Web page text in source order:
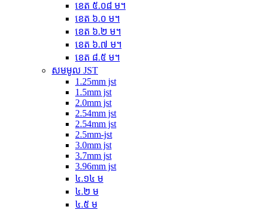
ខេត ៥.០៨ ម។
ខេត ៦.០ ម។
ខេត ៦.២ ម។
ខេត ៦.៧ ម។
ខេត ៨.៥ ម។
សមមូល JST
1.25mm jst
1.5mm jst
2.0mm jst
2.54mm jst
2.54mm jst
2.5mm-jst
3.0mm jst
3.7mm jst
3.96mm jst
៤.១៤ ម
៤.២ ម
៤.៥ ម